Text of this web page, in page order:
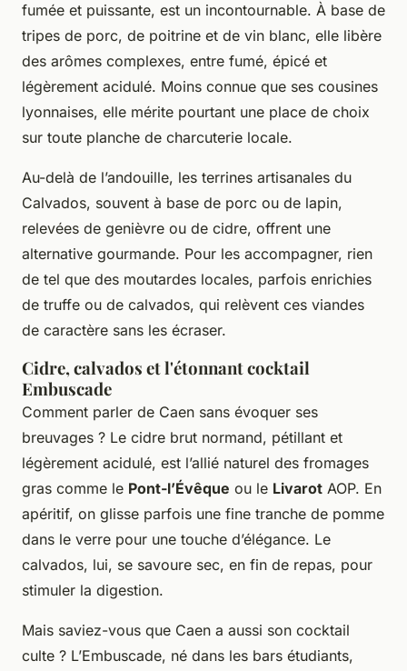
fumée et puissante, est un incontournable. À base de
tripes de porc, de poitrine et de vin blanc, elle libère
des arômes complexes, entre fumé, épicé et
légèrement acidulé. Moins connue que ses cousines
lyonnaises, elle mérite pourtant une place de choix
sur toute planche de charcuterie locale.
Au-delà de l’andouille, les terrines artisanales du
Calvados, souvent à base de porc ou de lapin,
relevées de genièvre ou de cidre, offrent une
alternative gourmande. Pour les accompagner, rien
de tel que des moutardes locales, parfois enrichies
de truffe ou de calvados, qui relèvent ces viandes
de caractère sans les écraser.
Cidre, calvados et l'étonnant cocktail
Embuscade
Comment parler de Caen sans évoquer ses
breuvages ? Le cidre brut normand, pétillant et
légèrement acidulé, est l’allié naturel des fromages
gras comme le Pont-l’Évêque ou le Livarot AOP. En
apéritif, on glisse parfois une fine tranche de pomme
dans le verre pour une touche d’élégance. Le
calvados, lui, se savoure sec, en fin de repas, pour
stimuler la digestion.
Mais saviez-vous que Caen a aussi son cocktail
culte ? L’Embuscade, né dans les bars étudiants,